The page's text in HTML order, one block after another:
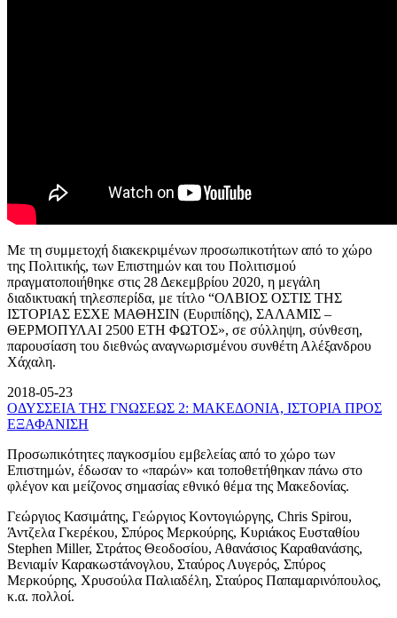
Με τη συμμετοχή διακεκριμένων προσωπικοτήτων από το χώρο
της Πολιτικής, των Επιστημών και του Πολιτισμού
πραγματοποιήθηκε στις 28 Δεκεμβρίου 2020, η μεγάλη
διαδικτυακή τηλεσπερίδα, με τίτλο “ΟΛΒΙΟΣ ΟΣΤΙΣ ΤΗΣ
ΙΣΤΟΡΙΑΣ ΕΣΧΕ ΜΑΘΗΣΙΝ (Ευριπίδης), ΣΑΛΑΜΙΣ –
ΘΕΡΜΟΠΥΛΑΙ 2500 ΕΤΗ ΦΩΤΟΣ», σε σύλληψη, σύνθεση,
παρουσίαση του διεθνώς αναγνωρισμένου συνθέτη Αλέξανδρου
Χάχαλη.
2018-05-23
ΟΔΥΣΣΕΙΑ ΤΗΣ ΓΝΩΣΕΩΣ 2: ΜΑΚΕΔΟΝΙΑ, ΙΣΤΟΡΙΑ ΠΡΟΣ
ΕΞΑΦΑΝΙΣΗ
Προσωπικότητες παγκοσμίου εμβελείας από το χώρο των
Επιστημών, έδωσαν το «παρών» και τοποθετήθηκαν πάνω στο
φλέγον και μείζονος σημασίας εθνικό θέμα της Μακεδονίας.
Γεώργιος Κασιμάτης, Γεώργιος Κοντογιώργης, Chris Spirou,
Άντζελα Γκερέκου, Σπύρος Μερκούρης, Κυριάκος Ευσταθίου
Stephen Miller, Στράτος Θεοδοσίου, Αθανάσιος Καραθανάσης,
Βενιαμίν Καρακωστάνογλου, Σταύρος Λυγερός, Σπύρος
Μερκούρης, Χρυσούλα Παλιαδέλη, Σταύρος Παπαμαρινόπουλος,
κ.α. πολλοί.